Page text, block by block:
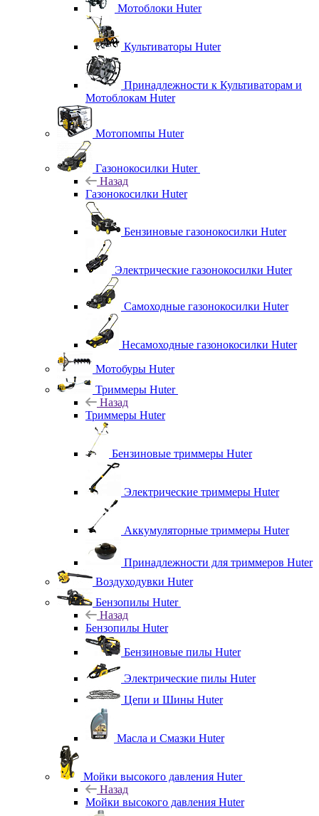
Мотоблоки Huter
Культиваторы Huter
Принадлежности к Культиваторам и
Мотоблокам Huter
Мотопомпы Huter
Газонокосилки Huter
Назад
Газонокосилки Huter
Бензиновые газонокосилки Huter
Электрические газонокосилки Huter
Самоходные газонокосилки Huter
Несамоходные газонокосилки Huter
Мотобуры Huter
Триммеры Huter
Назад
Триммеры Huter
Бензиновые триммеры Huter
Электрические триммеры Huter
Аккумуляторные триммеры Huter
Принадлежности для триммеров Huter
Воздуходувки Huter
Бензопилы Huter
Назад
Бензопилы Huter
Бензиновые пилы Huter
Электрические пилы Huter
Цепи и Шины Huter
Масла и Смазки Huter
Мойки высокого давления Huter
Назад
Мойки высокого давления Huter